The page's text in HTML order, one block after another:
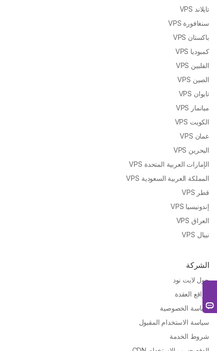
تايلاند VPS
سنغافورة VPS
باكستان VPS
كمبوديا VPS
الفلبين VPS
الصين VPS
تايوان VPS
ميانمار VPS
الكويت VPS
عمان VPS
البحرين VPS
الإمارات العربية المتحدة VPS
المملكة العربية السعودية VPS
قطر VPS
إندونيسيا VPS
العراق VPS
نيبال VPS
الشركة
حول لايت نود
مواقع العقدة
سياسة الخصوصية
سياسة الاستخدام المقبول
شروط الخدمة